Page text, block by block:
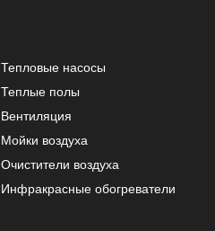
Тепловые насосы
Теплые полы
Вентиляция
Мойки воздуха
Очистители воздуха
Инфракрасные обогреватели